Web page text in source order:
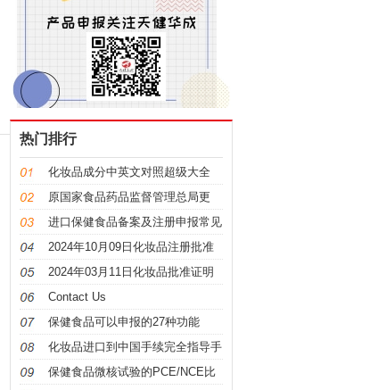
热门排行
化妆品成分中英文对照超级大全
原国家食品药品监督管理总局更
名，“CFDA”变“NMPA”
进口保健食品备案及注册申报常见
问题科普
2024年10月09日化妆品注册批准
证明文件送达信息
2024年03月11日化妆品批准证明
文件送达信息发布
Contact Us
保健食品可以申报的27种功能
化妆品进口到中国手续完全指导手
册
保健食品微核试验的PCE/NCE比